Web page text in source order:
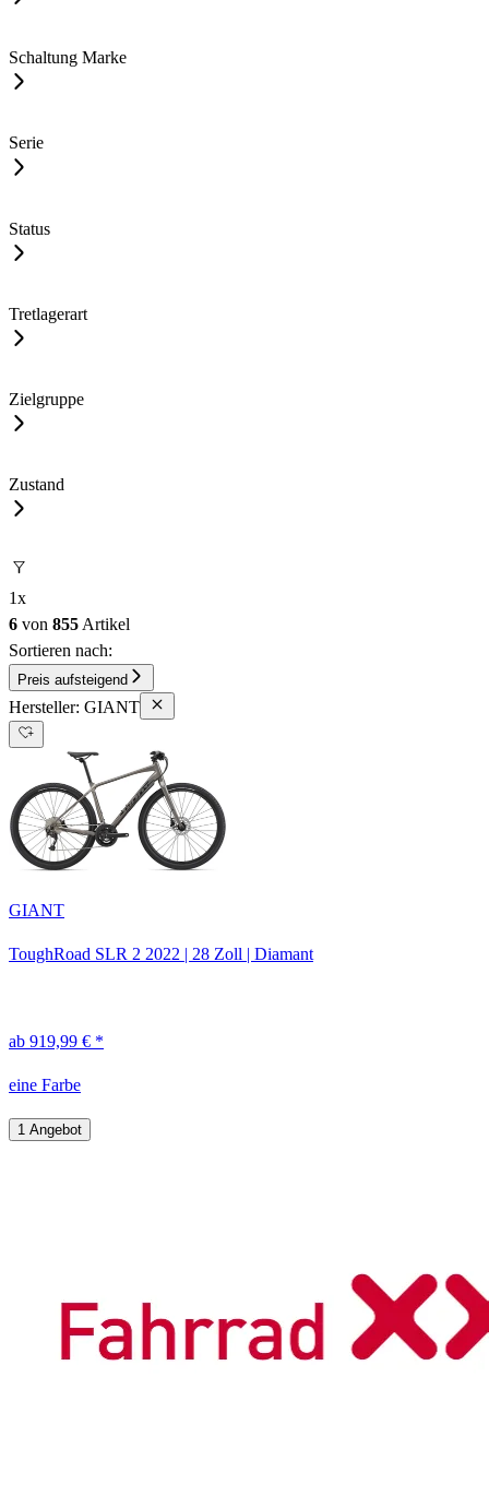
Schaltung Marke
Serie
Status
Tretlagerart
Zielgruppe
Zustand
1x
6 von 855Artikel
Sortieren nach:
Preis aufsteigend
Hersteller: GIANT
GIANT
ToughRoad SLR 2 2022 | 28 Zoll | Diamant
ab 919,99 € *
eine Farbe
1 Angebot